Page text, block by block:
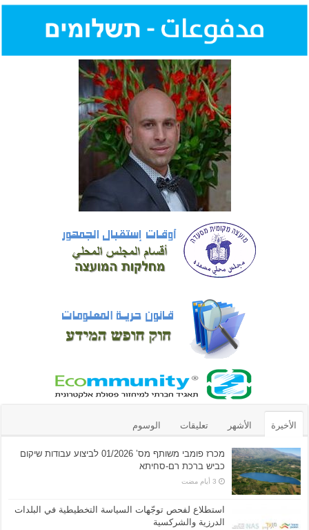
الأخيرة الأشهر تعليقات الوسوم
מכרז פומבי משותף מס’ 01/2026 לביצוע עבודות שיקום
כביש ברכת רם-סחיתא
استطلاع لفحص توجّهات السياسة التخطيطية في البلدات
الدرزية والشركسية